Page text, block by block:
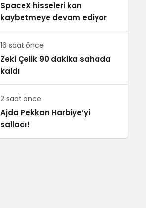
SpaceX hisseleri kan
kaybetmeye devam ediyor
16 saat önce
Zeki Çelik 90 dakika sahada
kaldı
2 saat önce
Ajda Pekkan Harbiye’yi
salladı!